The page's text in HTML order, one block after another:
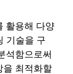
활용해 다양
기술을 구
석함으로써
을 최적화할